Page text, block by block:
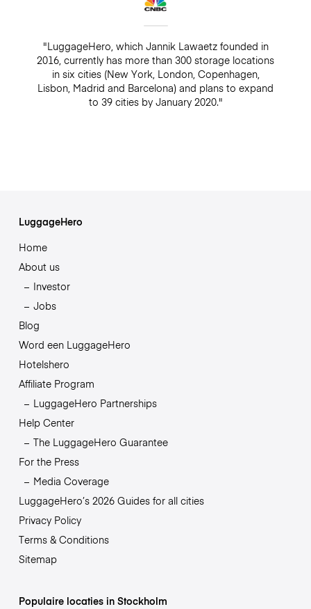
"LuggageHero, which Jannik Lawaetz founded in
2016, currently has more than 300 storage locations
in six cities (New York, London, Copenhagen,
Lisbon, Madrid and Barcelona) and plans to expand
to 39 cities by January 2020."
LuggageHero
Home
About us
Investor
Jobs
Blog
Word een LuggageHero
Hotelshero
Affiliate Program
LuggageHero Partnerships
Help Center
The LuggageHero Guarantee
For the Press
Media Coverage
LuggageHero’s 2026 Guides for all cities
Privacy Policy
Terms & Conditions
Sitemap
Populaire locaties in Stockholm